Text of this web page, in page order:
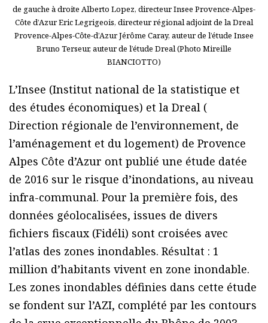
de gauche à droite Alberto Lopez, directeur Insee Provence-Alpes-
Côte d’Azur Eric Legrigeois, directeur régional adjoint de la Dreal
Provence-Alpes-Côte-d’Azur Jérôme Caray, auteur de l’étude Insee
Bruno Terseur, auteur de l’étude Dreal (Photo Mireille
BIANCIOTTO)
L’Insee (Institut national de la statistique et
des études économiques) et la Dreal (
Direction régionale de l’environnement, de
l’aménagement et du logement) de Provence
Alpes Côte d’Azur ont publié une étude datée
de 2016 sur le risque d’inondations, au niveau
infra-communal. Pour la première fois, des
données géolocalisées, issues de divers
fichiers fiscaux (Fidéli) sont croisées avec
l’atlas des zones inondables. Résultat : 1
million d’habitants vivent en zone inondable.
Les zones inondables définies dans cette étude
se fondent sur l’AZI, complété par les contours